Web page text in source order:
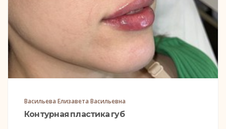
Васильева Елизавета Васильевна
Контурная пластика губ